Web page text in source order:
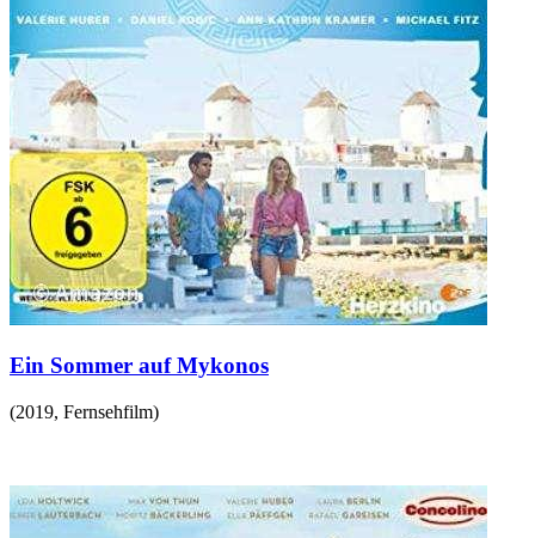
Ein Sommer auf Mykonos
(2019, Fernsehfilm)